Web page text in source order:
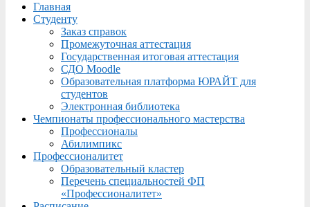
Menu
Главная
Студенту
Заказ справок
Промежуточная аттестация
Государственная итоговая аттестация
СДО Moodle
Образовательная платформа ЮРАЙТ для
студентов
Электронная библиотека
Чемпионаты профессионального мастерства
Профессионалы
Абилимпикс
Профессионалитет
Образовательный кластер
Перечень специальностей ФП
«Профессионалитет»